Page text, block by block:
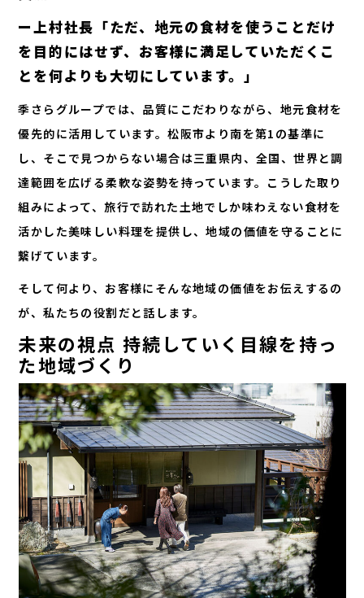
ー上村社長「ただ、地元の食材を使うことだけ
を目的にはせず、お客様に満足していただくこ
とを何よりも大切にしています。」
季さらグループでは、品質にこだわりながら、地元食材を
優先的に活用しています。松阪市より南を第1の基準に
し、そこで見つからない場合は三重県内、全国、世界と調
達範囲を広げる柔軟な姿勢を持っています。こうした取り
組みによって、旅行で訪れた土地でしか味わえない食材を
活かした美味しい料理を提供し、地域の価値を守ることに
繋げています。
そして何より、お客様にそんな地域の価値をお伝えするの
が、私たちの役割だと話します。
未来の視点 持続していく目線を持っ
た地域づくり